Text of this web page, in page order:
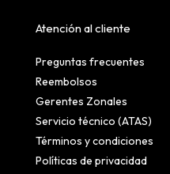
Atención al cliente
Preguntas frecuentes
Reembolsos
Gerentes Zonales
Servicio técnico (ATAS)
Términos y condiciones
Políticas de privacidad